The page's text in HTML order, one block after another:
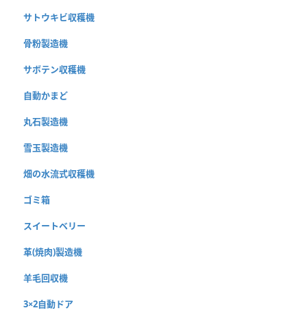
サトウキビ収穫機
骨粉製造機
サボテン収穫機
自動かまど
丸石製造機
雪玉製造機
畑の水流式収穫機
ゴミ箱
スイートベリー
革(焼肉)製造機
羊毛回収機
3×2自動ドア